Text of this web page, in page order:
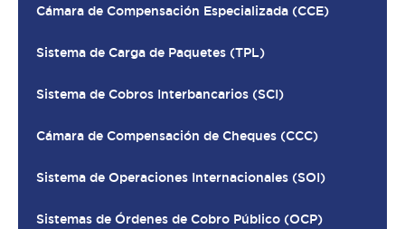
Cámara de Compensación Especializada (CCE)
Sistema de Carga de Paquetes (TPL)
Sistema de Cobros Interbancarios (SCI)
Cámara de Compensación de Cheques (CCC)
Sistema de Operaciones Internacionales (SOI)
Sistemas de Órdenes de Cobro Público (OCP)